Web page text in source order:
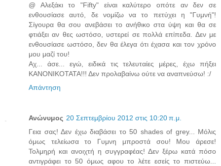
@ Αλεξάκι το "Fifty" είναι καλύτερο οπότε αν δεν σε
ενθουσίασε αυτό, δε νομίζω να το πετύχει η "Γυμνή"!
Σίγουρα θα σου ανεβάσει το ανήθικο στα ύψη και θα σε
φτιάξει αν θες ωστόσο, υστερεί σε πολλά επίπεδα. Δεν με
ενθουσίασε ωστόσο, δεν θα έλεγα ότι έχασα και τον χρόνο
μου μαζί του!
Αχ... άσε... εγώ, ειδικά τις τελευταίες μέρες, έχω πήξει
ΚΑΝΟΝΙΚΟΤΑΤΑ!!! Δεν προλαβαίνω ούτε να αναπνεύσω! :/
Απάντηση
Ανώνυμος 20 Σεπτεμβρίου 2012 στις 10:20 π.μ.
Γεια σας! Δεν έχω διαβάσει το 50 shades of grey... Μόλις
όμως τελείωσα το Γυμνη μπροστά σου! Μου άρεσε!
Τολμηρή και ανοιχτή η συγγραφέας! Δεν ξέρω κατά πόσο
αντιγράφει το 50 όμως αφου το λέτε εσείς το πιστεύω...